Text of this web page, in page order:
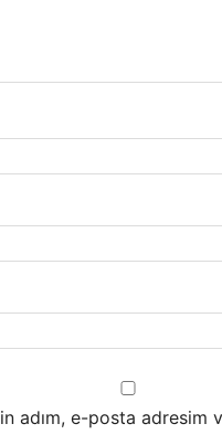
adım, e-posta